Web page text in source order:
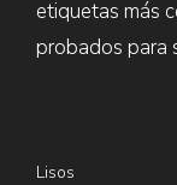
etiquetas más
probados para
Lisos